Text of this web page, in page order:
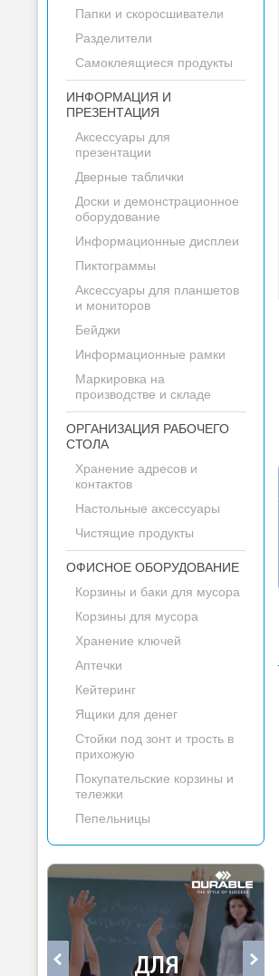
Папки и скоросшиватели
Разделители
Самоклеящиеся продукты
ИНФОРМАЦИЯ И
ПРЕЗЕНТАЦИЯ
Аксессуары для
презентации
Дверные таблички
Доски и демонстрационное
оборудование
Информационные дисплеи
Пиктограммы
Аксессуары для планшетов
и мониторов
Бейджи
Информационные рамки
Маркировка на
производстве и складе
ОРГАНИЗАЦИЯ РАБОЧЕГО
СТОЛА
Хранение адресов и
контактов
Настольные аксессуары
Чистящие продукты
ОФИСНОЕ ОБОРУДОВАНИЕ
Корзины и баки для мусора
Корзины для мусора
Хранение ключей
Аптечки
Кейтеринг
Ящики для денег
Стойки под зонт и трость в
прихожую
Покупательские корзины и
тележки
Пепельницы